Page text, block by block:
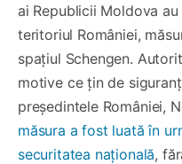
ai Republicii Moldova
teritoriul României,
spațiul Schengen.
motive ce țin de
președintele României,
măsura a fost luată în
securitatea națională,